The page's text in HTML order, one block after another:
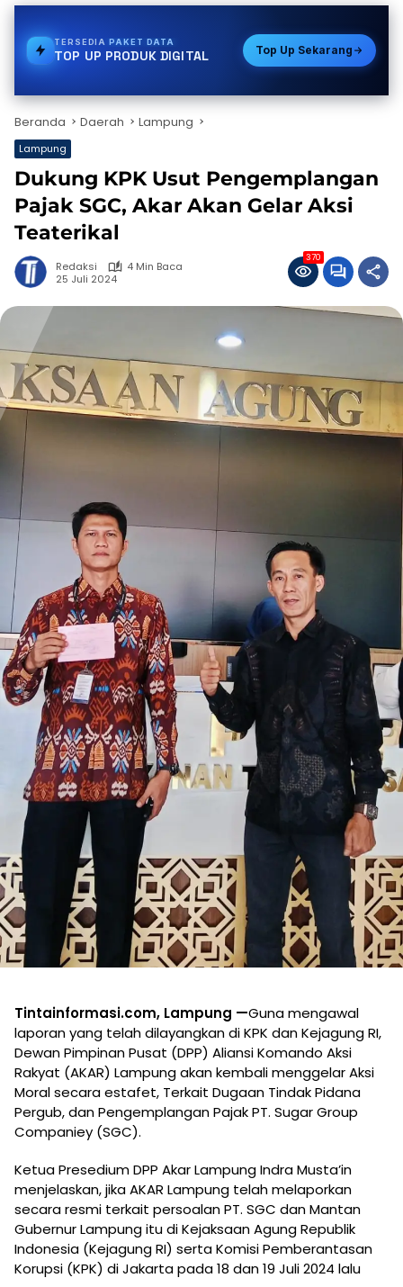
TERSEDIAE-WALLET
TOP UP PRODUK DIGITAL Top Up Sekarang
Beranda Daerah Lampung
Lampung
Dukung KPK Usut Pengemplangan
Pajak SGC, Akar Akan Gelar Aksi
Teaterikal
Redaksi
4 Min Baca
25 Juli 2024
370
Tintainformasi.com, Lampung —Guna mengawal
laporan yang telah dilayangkan di KPK dan Kejagung RI,
Dewan Pimpinan Pusat (DPP) Aliansi Komando Aksi
Rakyat (AKAR) Lampung akan kembali menggelar Aksi
Moral secara estafet, Terkait Dugaan Tindak Pidana
Pergub, dan Pengemplangan Pajak PT. Sugar Group
Companiey (SGC).
Ketua Presedium DPP Akar Lampung Indra Musta’in
menjelaskan, jika AKAR Lampung telah melaporkan
secara resmi terkait persoalan PT. SGC dan Mantan
Gubernur Lampung itu di Kejaksaan Agung Republik
Indonesia (Kejagung RI) serta Komisi Pemberantasan
Korupsi (KPK) di Jakarta pada 18 dan 19 Juli 2024 lalu